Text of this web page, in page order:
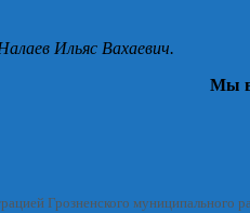
Ильяс Вахаевич.
Мы в
Грозненского